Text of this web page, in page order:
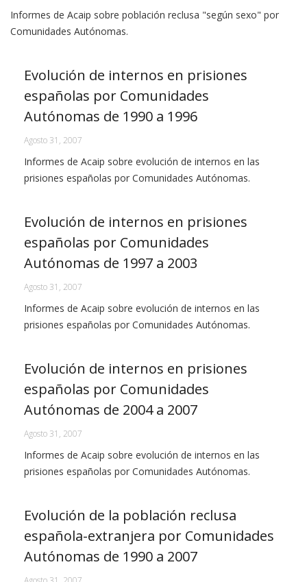
Informes de Acaip sobre población reclusa "según sexo" por
Comunidades Autónomas.
Evolución de internos en prisiones
españolas por Comunidades
Autónomas de 1990 a 1996
Agosto 31, 2007
Informes de Acaip sobre evolución de internos en las
prisiones españolas por Comunidades Autónomas.
Evolución de internos en prisiones
españolas por Comunidades
Autónomas de 1997 a 2003
Agosto 31, 2007
Informes de Acaip sobre evolución de internos en las
prisiones españolas por Comunidades Autónomas.
Evolución de internos en prisiones
españolas por Comunidades
Autónomas de 2004 a 2007
Agosto 31, 2007
Informes de Acaip sobre evolución de internos en las
prisiones españolas por Comunidades Autónomas.
Evolución de la población reclusa
española-extranjera por Comunidades
Autónomas de 1990 a 2007